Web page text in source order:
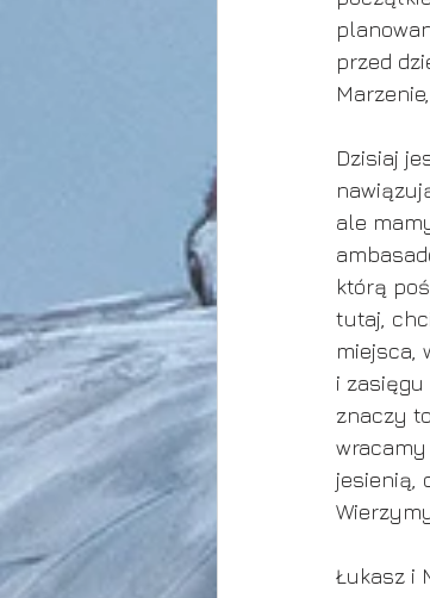
przed
Dzisiaj
ale
którą
tutaj,
miejsca,
i
znaczy
jesienią,
Łukasz i